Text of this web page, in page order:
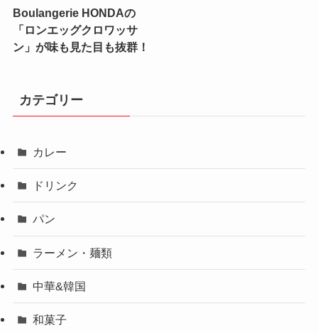
Boulangerie HONDAの
「ロンエッグクロワッサ
ン」が味も見た目も抜群！
カテゴリー
カレー
ドリンク
パン
ラーメン・麺類
中華&韓国
和菓子